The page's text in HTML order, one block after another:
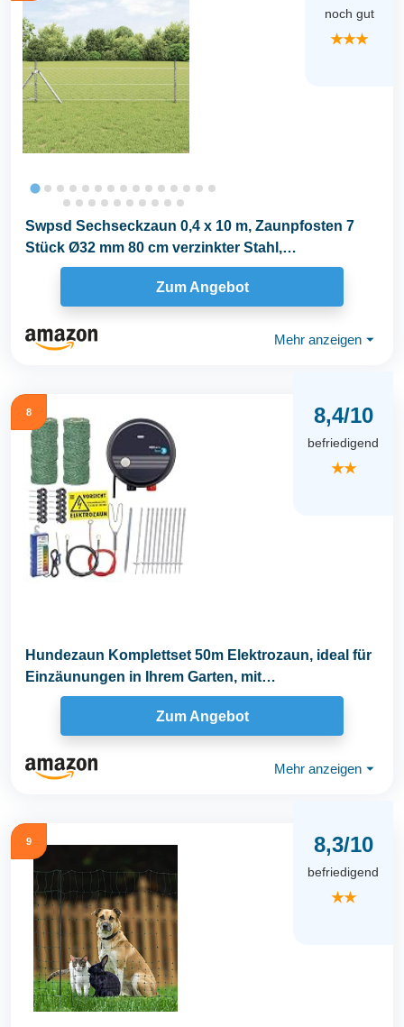
noch gut
★★★
Swpsd Sechseckzaun 0,4 x 10 m, Zaunpfosten 7
Stück Ø32 mm 80 cm verzinkter Stahl,
Zaunpfosten...
Zum Angebot
Mehr anzeigen ⏷
8 8,4/10
befriedigend
★★
Hundezaun Komplettset 50m Elektrozaun, ideal für
Einzäunungen in Ihrem Garten, mit
umfangreichem...
Zum Angebot
Mehr anzeigen ⏷
9 8,3/10
befriedigend
★★